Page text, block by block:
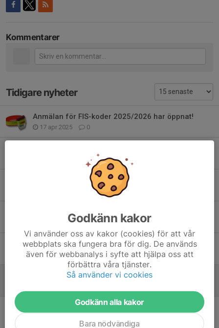
Kommentarer
Tidigare nyheter
Anmälan för FIS-koder 2025/2026 har öppnat!
17 apr 2025 0
Vallamöte - Nya Juniorföräldrar?
Seniorer på läger i Vålådalen
18 okt 2024 0
Vårsavslutning Ungdom
5 jun 2024 1
Anmälan för FIS-koder 2024/2025 har öppnat!
Vauhti Beställning/Info
Godkänn kakor
Vi använder oss av kakor (cookies) för att vår
webbplats ska fungera bra för dig. De används
även för webbanalys i syfte att hjälpa oss att
förbättra våra tjänster.
Så använder vi cookies
Godkänn alla kakor
Bara nödvändiga